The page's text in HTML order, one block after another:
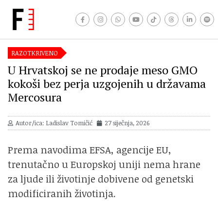
RAZOTKRIVENO
U Hrvatskoj se ne prodaje meso GMO
kokoši bez perja uzgojenih u državama
Mercosura
Autor/ica: Ladislav Tomičić 27 siječnja, 2026
Prema navodima EFSA, agencije EU,
trenutačno u Europskoj uniji nema hrane
za ljude ili životinje dobivene od genetski
modificiranih životinja.